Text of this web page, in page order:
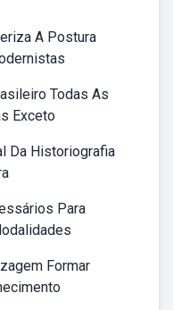
A Postura
Todas As
Exceto
Da Historiografia
Para
Formar